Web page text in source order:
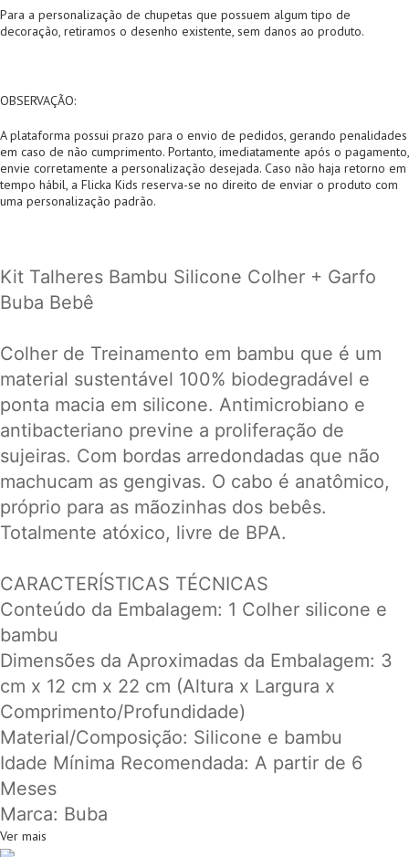
Para a personalização de chupetas que possuem algum tipo de
decoração, retiramos o desenho existente, sem danos ao produto.
OBSERVAÇÃO:
A plataforma possui prazo para o envio de pedidos, gerando penalidades
em caso de não cumprimento. Portanto, imediatamente após o pagamento,
envie corretamente a personalização desejada. Caso não haja retorno em
tempo hábil, a Flicka Kids reserva-se no direito de enviar o produto com
uma personalização padrão.
Kit Talheres Bambu Silicone Colher + Garfo
Buba Bebê
Colher de Treinamento em bambu que é um
material sustentável 100% biodegradável e
ponta macia em silicone. Antimicrobiano e
antibacteriano previne a proliferação de
sujeiras. Com bordas arredondadas que não
machucam as gengivas. O cabo é anatômico,
próprio para as mãozinhas dos bebês.
Totalmente atóxico, livre de BPA.
CARACTERÍSTICAS TÉCNICAS
Conteúdo da Embalagem: 1 Colher silicone e
bambu
Dimensões da Aproximadas da Embalagem: 3
cm x 12 cm x 22 cm (Altura x Largura x
Comprimento/Profundidade)
Material/Composição: Silicone e bambu
Idade Mínima Recomendada: A partir de 6
Meses
Marca: Buba
Ver mais